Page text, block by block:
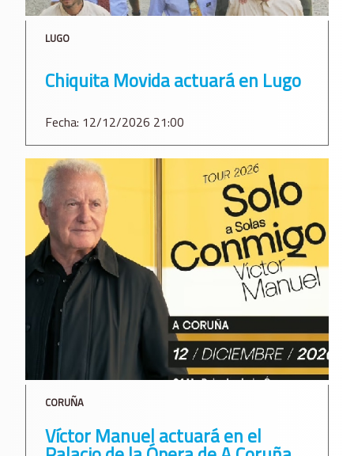
LUGO
Chiquita Movida actuará en Lugo
Fecha: 12/12/2026 21:00
CORUÑA
Víctor Manuel actuará en el